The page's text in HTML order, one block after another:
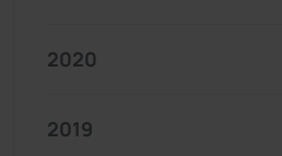
2020
2019